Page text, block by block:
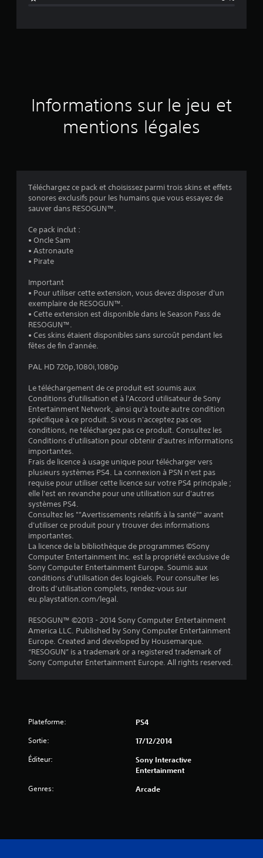
d
a
s
2
é
i
l
e
s
s
u
5
(
3
a
Informations sur le jeu et
mentions légales
Téléchargez ce pack et choisissez parmi trois skins et effets
sonores exclusifs pour les humains que vous essayez de
sauver dans RESOGUN™.
Ce pack inclut :
• Oncle Sam
• Astronaute
• Pirate
Important
• Pour utiliser cette extension, vous devez disposer d'un
exemplaire de RESOGUN™.
• Cette extension est disponible dans le Season Pass de
RESOGUN™.
• Ces skins étaient disponibles sans surcoût pendant les
fêtes de fin d'année.
PAL HD 720p,1080i,1080p
Le téléchargement de ce produit est soumis aux
Conditions d'utilisation et à l'Accord utilisateur de Sony
Entertainment Network, ainsi qu'à toute autre condition
spécifique à ce produit. Si vous n'acceptez pas ces
conditions, ne téléchargez pas ce produit. Consultez les
Conditions d'utilisation pour obtenir d'autres informations
importantes.
Frais de licence à usage unique pour télécharger vers
plusieurs systèmes PS4. La connexion à PSN n'est pas
requise pour utiliser cette licence sur votre PS4 principale ;
elle l'est en revanche pour une utilisation sur d'autres
systèmes PS4.
Consultez les ""Avertissements relatifs à la santé"" avant
d'utiliser ce produit pour y trouver des informations
importantes.
La licence de la bibliothèque de programmes ©Sony
Computer Entertainment Inc. est la propriété exclusive de
Sony Computer Entertainment Europe. Soumis aux
conditions d’utilisation des logiciels. Pour consulter les
droits d’utilisation complets, rendez-vous sur
eu.playstation.com/legal.
RESOGUN™ ©2013 - 2014 Sony Computer Entertainment
America LLC. Published by Sony Computer Entertainment
Europe. Created and developed by Housemarque.
“RESOGUN” is a trademark or a registered trademark of
Sony Computer Entertainment Europe. All rights reserved.
Plateforme: PS4
Sortie: 17/12/2014
Éditeur:
Sony Interactive
Entertainment
Genres: Arcade